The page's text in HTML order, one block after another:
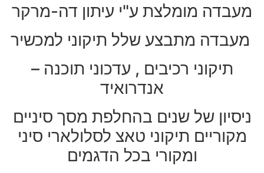
מעבדה מומלצת ע"י עיתון דה-מרקר
מעבדה מתבצע שלל תיקוני למכשיר
תיקוני רכיבים , עדכוני תוכנה –
אנדרואיד
ניסיון של שנים בהחלפת מסך סיניים
מקוריים תיקוני טאצ לסלולארי סיני
ומקורי בכל הדגמים